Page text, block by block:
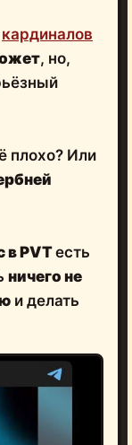
кардиналов
, но,
плохо? Или
в PVTесть
ничего не
и делать